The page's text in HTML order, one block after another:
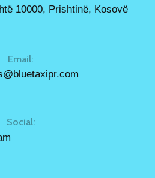
10000, Prishtinë, Kosovë
Email:
Social: